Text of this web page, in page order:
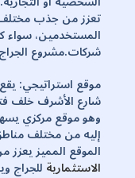
تعزز من جذب مختلف
المستخدمين، سواء
شركات.مشروع
موقع استراتيجي:
شارع الأشرف خلف
وهو موقع مركزي
إليه من مختلف
الموقع المميز يعزز
الاستثمارية للجراج